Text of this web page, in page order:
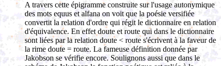
A travers cette épigramme construite sur l'usage autonymique
des mots equus et alfana on voit que la poésie versifiée
convertit la relation d'ordre qui régit le dictionnaire en relation
d'équivalence. En effet doute et route qui dans le dictionnaire
sont liées par la relation doute < route s'écrivent à la faveur de
la rime doute = route. La fameuse définition donnée par
Jakobson se vérifie encore. Soulignons aussi que dans le